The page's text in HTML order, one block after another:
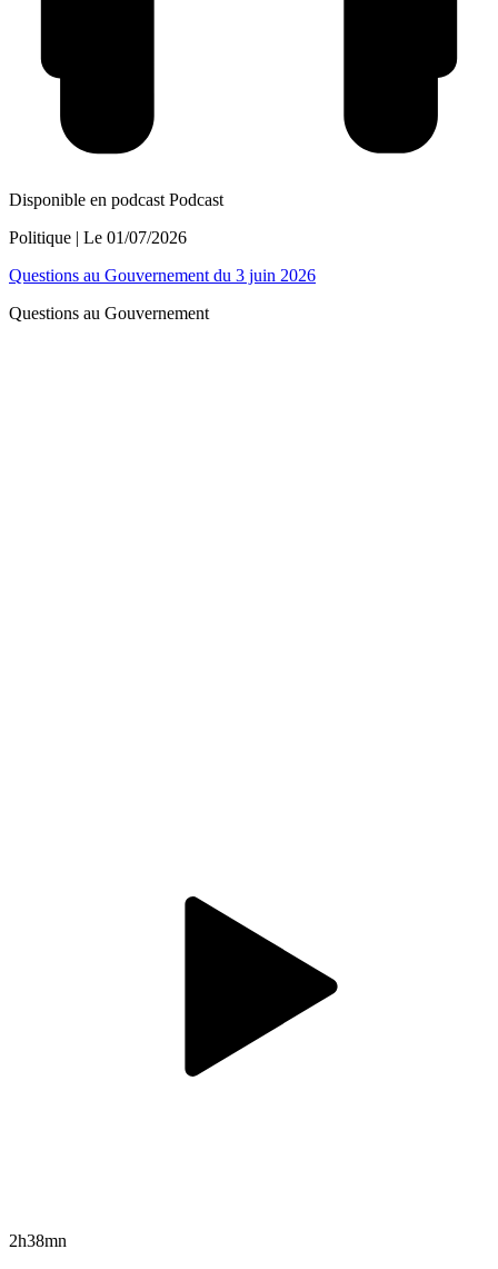
Disponible en podcast Podcast
Politique | Le 01/07/2026
Questions au Gouvernement du 3 juin 2026
Questions au Gouvernement
2h38mn